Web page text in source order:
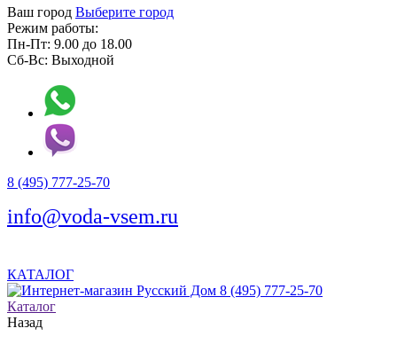
Ваш город Выберите город
Режим работы:
Пн-Пт: 9.00 до 18.00
Сб-Вс: Выходной
8 (495) 777-25-70
info@voda-vsem.ru
КАТАЛОГ
8 (495) 777-25-70
Каталог
Назад